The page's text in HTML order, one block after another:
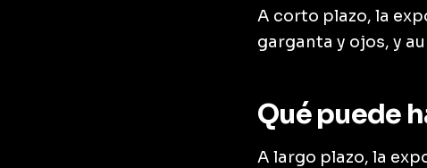
A corto plazo, la
garganta y ojos, y
Qué puede
A largo plazo, la